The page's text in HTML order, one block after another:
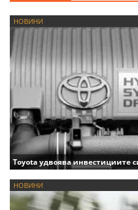
НОВИНИ
Toyota удвоява инвестициите
НОВИНИ